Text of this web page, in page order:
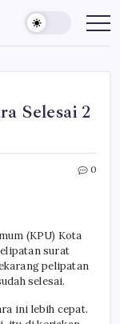
Selesai 2
0
(KPU) Kota
surat
pelipatan
selesai.
ini lebih cepat.